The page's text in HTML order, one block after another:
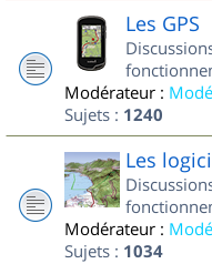
Les GPS
Modérateur :
Sujets : 1240
Les
Modérateur :
Sujets : 1034